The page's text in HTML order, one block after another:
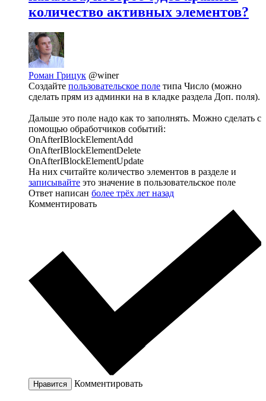
количество активных элементов?
Роман Грицук @winer
Создайте пользовательское поле типа Число (можно
сделать прям из админки на в кладке раздела Доп. поля).
Дальше это поле надо как то заполнять. Можно сделать с
помощью обработчиков событий:
OnAfterIBlockElementAdd
OnAfterIBlockElementDelete
OnAfterIBlockElementUpdate
На них считайте количество элементов в разделе и
записывайте это значение в пользовательское поле
Ответ написан более трёх лет назад
Комментировать
Нравится Комментировать